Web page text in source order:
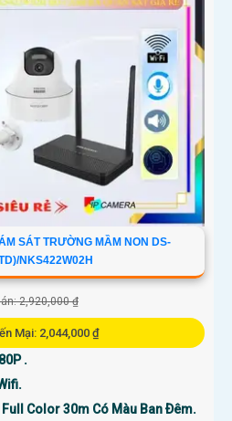
SÁT TRƯỜNG MẦM NON DS-
NKS422W02H
2,920,000 ₫
Mại: 2,044,000 ₫
.
Full Color 30m Có Màu Ban Ðêm.